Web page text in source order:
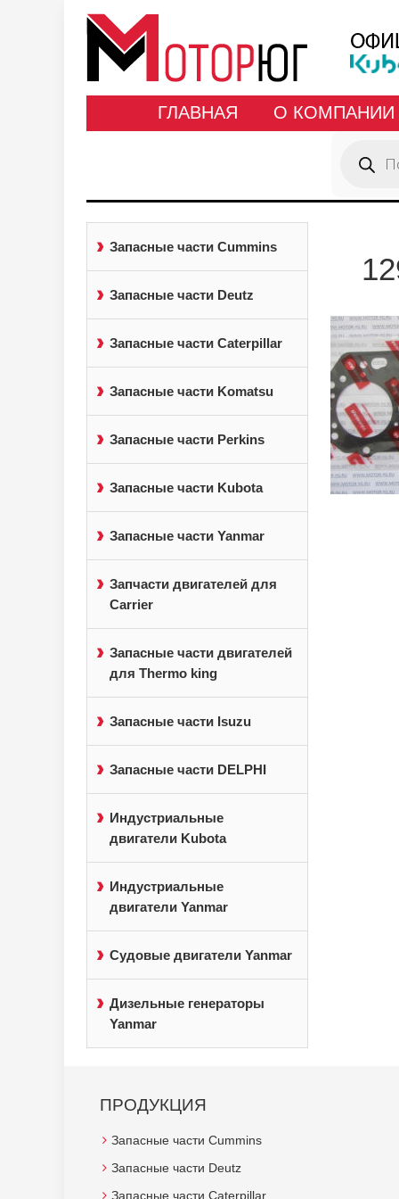
ГЛАВНАЯ О КОМПАНИИ
товаров
Запасные части Cummins
Запасные части Deutz
Запасные части Caterpillar
Запасные части Komatsu
Запасные части Perkins
Запасные части Kubota
Запасные части Yanmar
Запчасти двигателей для
Carrier
Запасные части двигателей
для Thermo king
Запасные части Isuzu
Запасные части DELPHI
Индустриальные
двигатели Kubota
Индустриальные
двигатели Yanmar
Судовые двигатели Yanmar
Дизельные генераторы
Yanmar
ПРОДУКЦИЯ
Запасные части Cummins
Запасные части Deutz
Запасные части Caterpillar